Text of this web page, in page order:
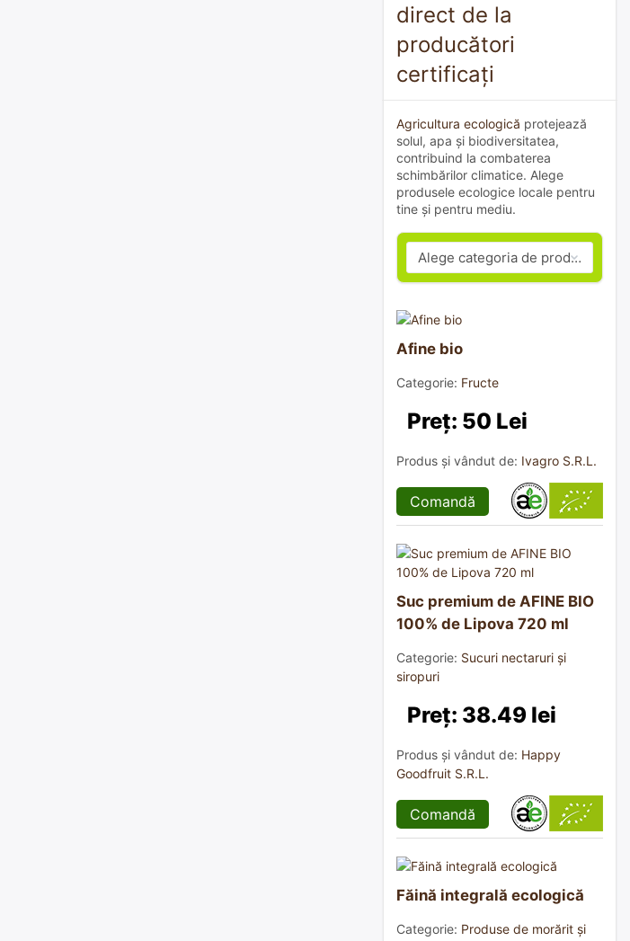
direct de la
producători
certificați
Agricultura ecologică protejează
solul, apa și biodiversitatea,
contribuind la combaterea
schimbărilor climatice. Alege
produsele ecologice locale pentru
tine și pentru mediu.
Afine bio
Categorie: Fructe
Preț: 50 Lei
Produs și vândut de: Ivagro S.R.L.
Comandă
Suc premium de AFINE BIO
100% de Lipova 720 ml
Categorie: Sucuri nectaruri și
siropuri
Preț: 38.49 lei
Produs și vândut de: Happy
Goodfruit S.R.L.
Comandă
Făină integrală ecologică
Categorie: Produse de morărit și